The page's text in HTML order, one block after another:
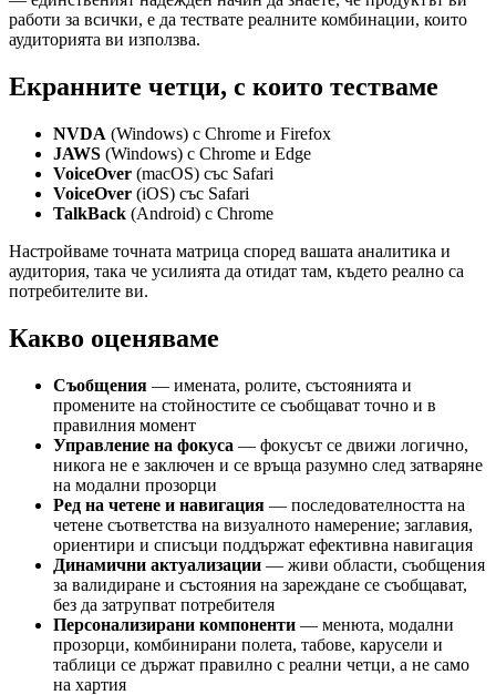
работи за всички, е да тествате реалните комбинации, които
аудиторията ви използва.
Екранните четци, с които тестваме
NVDA (Windows) с Chrome и Firefox
JAWS (Windows) с Chrome и Edge
VoiceOver (macOS) със Safari
VoiceOver (iOS) със Safari
TalkBack (Android) с Chrome
Настройваме точната матрица според вашата аналитика и
аудитория, така че усилията да отидат там, където реално са
потребителите ви.
Какво оценяваме
Съобщения — имената, ролите, състоянията и
промените на стойностите се съобщават точно и в
правилния момент
Управление на фокуса — фокусът се движи логично,
никога не е заключен и се връща разумно след затваряне
на модални прозорци
Ред на четене и навигация — последователността на
четене съответства на визуалното намерение; заглавия,
ориентири и списъци поддържат ефективна навигация
Динамични актуализации — живи области, съобщения
за валидиране и състояния на зареждане се съобщават,
без да затрупват потребителя
Персонализирани компоненти — менюта, модални
прозорци, комбинирани полета, табове, карусели и
таблици се държат правилно с реални четци, а не само
на хартия